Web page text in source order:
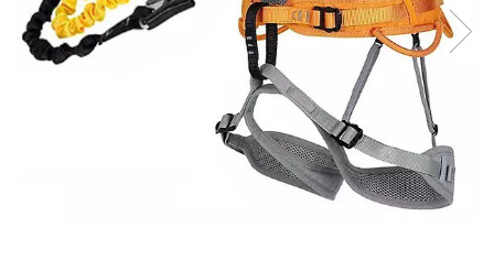
Slackline
Accesorii
Caciuli
Jachete